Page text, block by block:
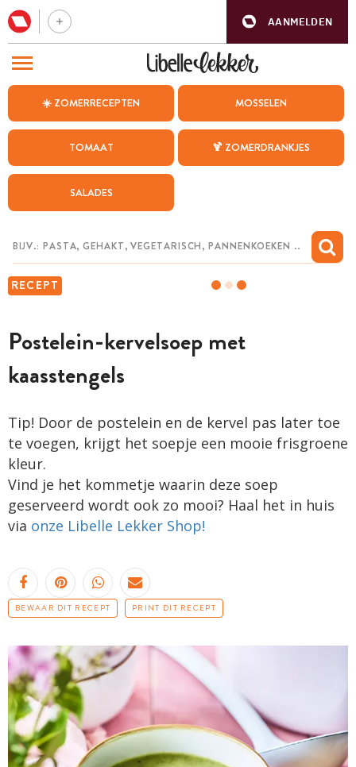
AANMELDEN
☀️ ZOMERRECEPTEN MOSSELEN
TOMAAT 🍹 ZOMERDRANKJES
SALADES
RECEPT
Postelein-kervelsoep met
kaasstengels
Tip! Door de postelein en de kervel pas later toe
te voegen, krijgt het soepje een mooie frisgroene
kleur.
Vind je het kommetje waarin deze soep
geserveerd wordt ook zo mooi? Haal het in huis
via onze Libelle Lekker Shop!
BEWAAR DIT RECEPT PRINT DIT RECEPT
BEZOEK ONZE ANDERE WEBSITES
WEEKMENU
CHAT MET MAIA
MIJN BEWAARDE RECEPTEN